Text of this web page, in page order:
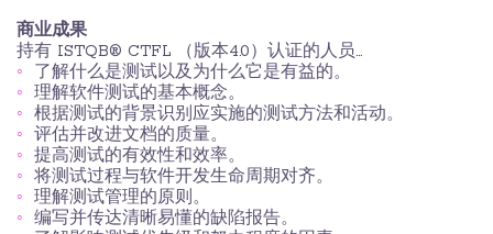
商业成果
持有 ISTQB® CTFL （版本4.0）认证的人员…
了解什么是测试以及为什么它是有益的。
理解软件测试的基本概念。
根据测试的背景识别应实施的测试方法和活动。
评估并改进文档的质量。
提高测试的有效性和效率。
将测试过程与软件开发生命周期对齐。
理解测试管理的原则。
编写并传达清晰易懂的缺陷报告。